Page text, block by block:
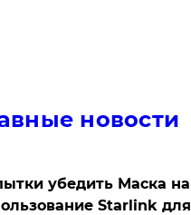
новости
убедить Маска на
Starlink для